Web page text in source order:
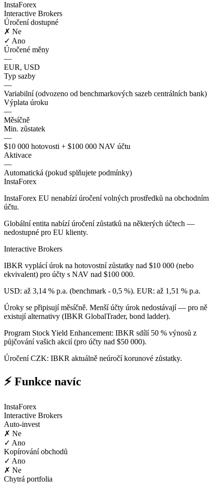
InstaForex
Interactive Brokers
Úročení dostupné
✗ Ne
✓ Ano
Úročené měny
—
EUR, USD
Typ sazby
—
Variabilní (odvozeno od benchmarkových sazeb centrálních bank)
Výplata úroku
—
Měsíčně
Min. zůstatek
—
$10 000 hotovosti + $100 000 NAV účtu
Aktivace
—
Automatická (pokud splňujete podmínky)
InstaForex
InstaForex EU nenabízí úročení volných prostředků na obchodním
účtu.
Globální entita nabízí úročení zůstatků na některých účtech —
nedostupné pro EU klienty.
Interactive Brokers
IBKR vyplácí úrok na hotovostní zůstatky nad $10 000 (nebo
ekvivalent) pro účty s NAV nad $100 000.
USD: až 3,14 % p.a. (benchmark - 0,5 %). EUR: až 1,51 % p.a.
Úroky se připisují měsíčně. Menší účty úrok nedostávají — pro ně
existují alternativy (IBKR GlobalTrader, bond ladder).
Program Stock Yield Enhancement: IBKR sdílí 50 % výnosů z
půjčování vašich akcií (pro účty nad $50 000).
Úročení CZK: IBKR aktuálně neúročí korunové zůstatky.
⚡ Funkce navíc
InstaForex
Interactive Brokers
Auto-invest
✗ Ne
✓ Ano
Kopírování obchodů
✓ Ano
✗ Ne
Chytrá portfolia